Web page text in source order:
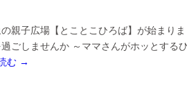
親子広場【とことこひろば】が始まり
ごしませんか ～ママさんがホッとする
む →